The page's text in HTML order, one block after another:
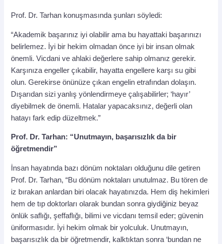
Prof. Dr. Tarhan konuşmasında şunları söyledi:
“Akademik başarınız iyi olabilir ama bu hayattaki başarınızı
belirlemez. İyi bir hekim olmadan önce iyi bir insan olmak
önemli. Vicdani ve ahlaki değerlere sahip olmanız gerekir.
Karşınıza engeller çıkabilir, hayatta engellere karşı su gibi
olun. Gerekirse önünüze çıkan engelin etrafından dolaşın.
Dışarıdan sizi yanlış yönlendirmeye çalışabilirler; ‘hayır’
diyebilmek de önemli. Hatalar yapacaksınız, değerli olan
hatayı fark edip düzeltmek.”
Prof. Dr. Tarhan: “Unutmayın, başarısızlık da bir
öğretmendir”
İnsan hayatında bazı dönüm noktaları olduğunu dile getiren
Prof. Dr. Tarhan, “Bu dönüm noktaları unutulmaz. Bu tören de
iz bırakan anlardan biri olacak hayatınızda. Hem diş hekimleri
hem de tıp doktorları olarak bundan sonra giydiğiniz beyaz
önlük saflığı, şeffaflığı, bilimi ve vicdanı temsil eder; güvenin
üniformasıdır. İyi hekim olmak bir yolculuk. Unutmayın,
başarısızlık da bir öğretmendir, kalktıktan sonra ‘bundan ne